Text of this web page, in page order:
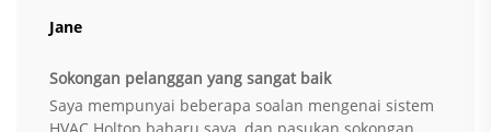
Jane
Sokongan pelanggan yang sangat baik
Saya mempunyai beberapa soalan mengenai sistem